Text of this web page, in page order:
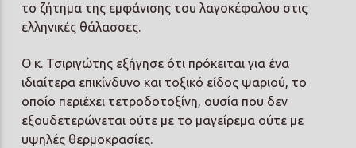
το ζήτημα της εμφάνισης του λαγοκέφαλου στις
ελληνικές θάλασσες.
Ο κ. Τσιριγώτης εξήγησε ότι πρόκειται για ένα
ιδιαίτερα επικίνδυνο και τοξικό είδος ψαριού, το
οποίο περιέχει τετροδοτοξίνη, ουσία που δεν
εξουδετερώνεται ούτε με το μαγείρεμα ούτε με
υψηλές θερμοκρασίες.